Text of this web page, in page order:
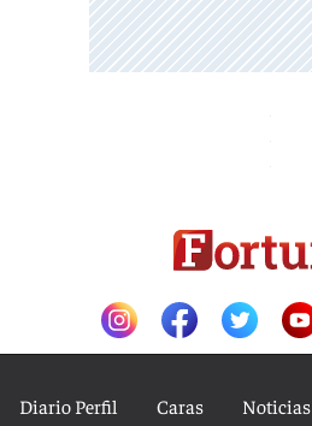
Diario Perfil Caras Noticias